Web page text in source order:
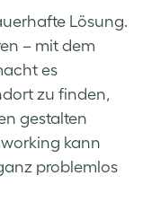
Lösung.
– mit dem
es
zu finden,
gestalten
kann
problemlos